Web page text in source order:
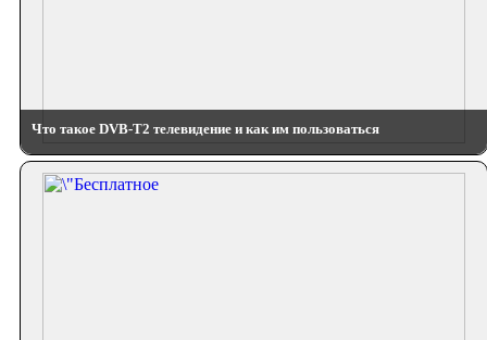
Что такое DVB-T2 телевидение и как им пользоваться